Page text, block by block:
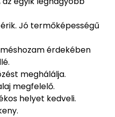
Jó termőképességű
érdekében
meghálálja.
megfelelő.
helyet kedveli.